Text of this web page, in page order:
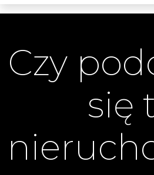
Czy
się